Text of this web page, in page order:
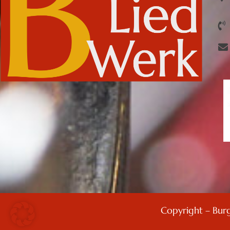
Copyright –